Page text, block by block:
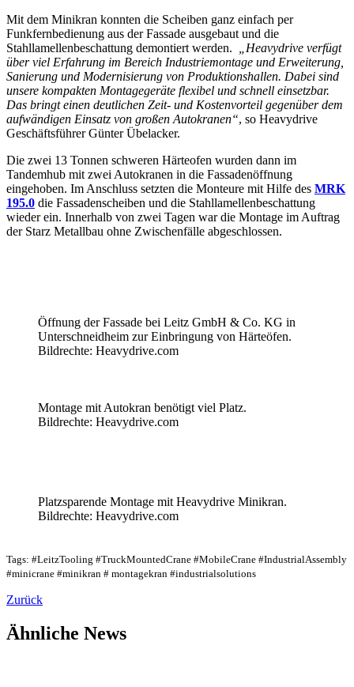
Mit dem Minikran konnten die Scheiben ganz einfach per
Funkfernbedienung aus der Fassade ausgebaut und die
Stahllamellenbeschattung demontiert werden.
„Heavydrive verfügt
über viel Erfahrung im Bereich Industriemontage und Erweiterung,
Sanierung und Modernisierung von Produktionshallen. Dabei sind
unsere kompakten Montagegeräte flexibel und schnell einsetzbar.
Das bringt einen deutlichen Zeit- und Kostenvorteil gegenüber dem
aufwändigen Einsatz von großen Autokranen“, so Heavydrive
Geschäftsführer Günter Übelacker.
Die zwei 13 Tonnen schweren Härteofen wurden dann im
Tandemhub mit zwei Autokranen in die Fassadenöffnung
eingehoben. Im Anschluss setzten die Monteure mit Hilfe des MRK
195.0 die Fassadenscheiben und die Stahllamellenbeschattung
wieder ein. Innerhalb von zwei Tagen war die Montage im Auftrag
der Starz Metallbau ohne Zwischenfälle abgeschlossen.
Öffnung der Fassade bei Leitz GmbH & Co. KG in
Unterschneidheim zur Einbringung von Härteöfen.
Bildrechte: Heavydrive.com
Montage mit Autokran benötigt viel Platz.
Bildrechte: Heavydrive.com
Platzsparende Montage mit Heavydrive Minikran.
Bildrechte: Heavydrive.com
Tags: #LeitzTooling #TruckMountedCrane #MobileCrane #IndustrialAssembly
#minicrane #minikran # montagekran #industrialsolutions
Zurück
Ähnliche News